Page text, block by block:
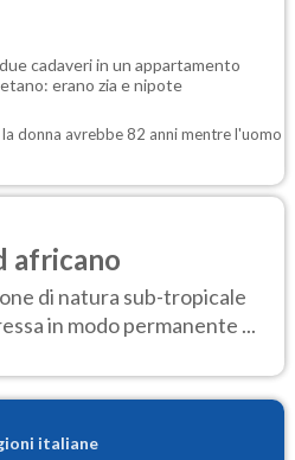
cadaveri in un appartamento
erano zia e nipote
donna avrebbe 82 anni mentre l'uomo
africano
di natura sub-tropicale
in modo permanente ...
italiane